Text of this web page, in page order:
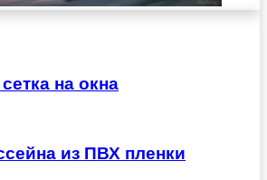
на окна
из ПВХ пленки